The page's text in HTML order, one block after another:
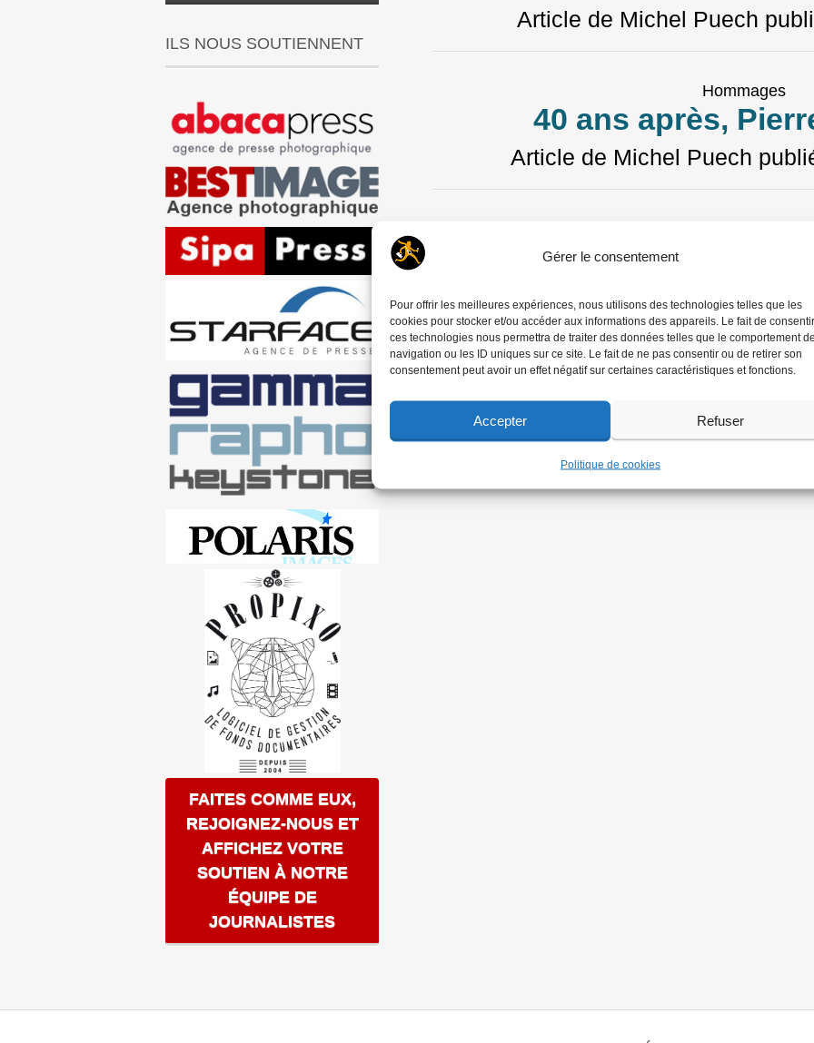
Gérer le consentement
Pour offrir les meilleures expériences, nous utilisons des technologies telles que les
cookies pour stocker et/ou accéder aux informations des appareils. Le fait de
ces technologies nous permettra de traiter des données telles que le comportement de
navigation ou les ID uniques sur ce site. Le fait de ne pas consentir ou de retirer son
consentement peut avoir un effet négatif sur certaines caractéristiques et fonctions.
Accepter Refuser
Politique de cookies
Article de Michel Puech
Hommages
40 ans après,
Article de Michel Puech
ILS NOUS SOUTIENNENT
FAITES COMME EUX,
REJOIGNEZ-NOUS ET
AFFICHEZ VOTRE
SOUTIEN À NOTRE
ÉQUIPE DE
JOURNALISTES